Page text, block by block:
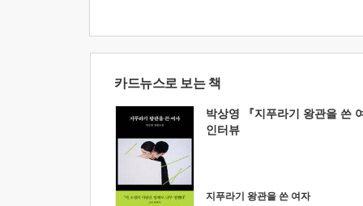
카드뉴스로 보는 책
박상영 『지푸라기 왕관을 쓴
인터뷰
지푸라기 왕관을 쓴 여자